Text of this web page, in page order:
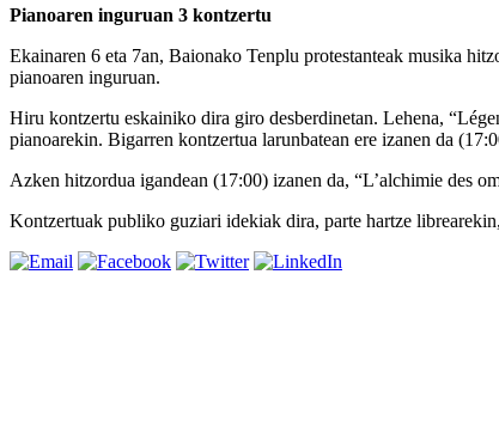
Pianoaren inguruan 3 kontzertu
Ekainaren 6 eta 7an, Baionako Tenplu protestanteak musika
pianoaren inguruan.
Hiru kontzertu eskainiko dira giro desberdinetan. Lehena,
pianoarekin. Bigarren kontzertua larunbatean ere izanen da
Azken hitzordua igandean (17:00) izanen da, “L’alchimie des
Kontzertuak publiko guziari idekiak dira, parte hartze